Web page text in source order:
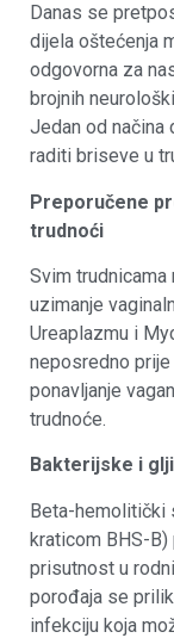
Danas se
dijela oštećenja
odgovorna za
brojnih
Jedan od
raditi briseve u
Preporučene
trudnoći
Svim
uzimanje
Ureaplazmu i
neposredno prije
ponavljanje
trudnoće.
Bakterijske i
Beta-hemolitički
kraticom BHS-
prisutnost u
porođaja se
infekciju koja